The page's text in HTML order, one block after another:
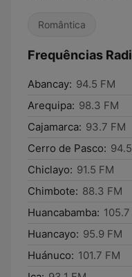
Romântica
Frequências
Abancay: 94.5 FM
Arequipa: 98.3 FM
Cajamarca: 93.7 FM
Cerro de Pasco:
Chiclayo: 91.5 FM
Chimbote: 88.3 FM
Huancabamba:
Huancayo: 95.9 FM
Huánuco: 101.7 FM